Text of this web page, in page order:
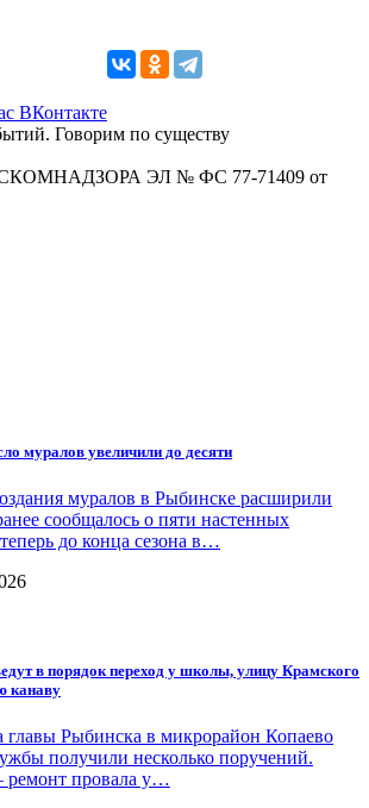
ВКонтакте
Говорим по существу
ЭЛ № ФС 77-71409 от
муралов увеличили до десяти
муралов в Рыбинске расширили
сообщалось о пяти настенных
до конца сезона в…
в порядок переход у школы, улицу Крамского
канаву
главы Рыбинска в микрорайон Копаево
получили несколько поручений.
провала у…